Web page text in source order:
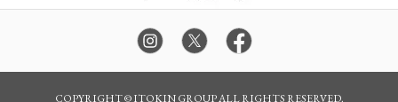
COPYRIGHT © ITOKIN GROUP ALL RIGHTS RESERVED.